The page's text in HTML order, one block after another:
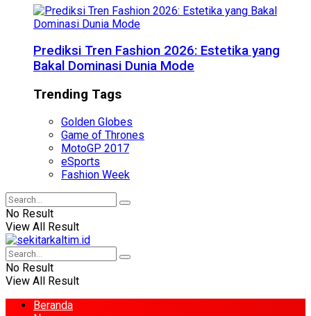
Prediksi Tren Fashion 2026: Estetika yang
Bakal Dominasi Dunia Mode
Trending Tags
Golden Globes
Game of Thrones
MotoGP 2017
eSports
Fashion Week
No Result
View All Result
No Result
View All Result
Beranda